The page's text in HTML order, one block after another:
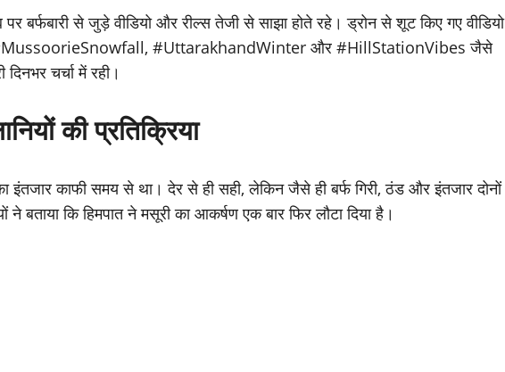
बर्फबारी से जुड़े वीडियो और रील्स तेजी से साझा होते रहे। ड्रोन से शूट किए गए वीडियो
#MussoorieSnowfall, #UttarakhandWinter और #HillStationVibes जैसे
चर्चा में रही।
की प्रतिक्रिया
इंतजार काफी समय से था। देर से ही सही, लेकिन जैसे ही बर्फ गिरी, ठंड और इंतजार दोनों
कि हिमपात ने मसूरी का आकर्षण एक बार फिर लौटा दिया है।